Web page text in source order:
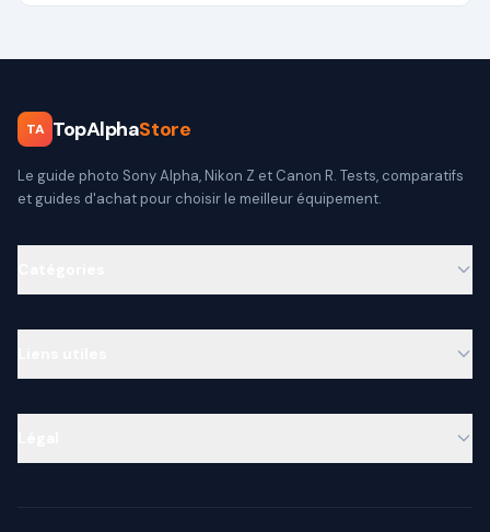
TA TopAlphaStore
Le guide photo Sony Alpha, Nikon Z et Canon R. Tests, comparatifs
et guides d'achat pour choisir le meilleur équipement.